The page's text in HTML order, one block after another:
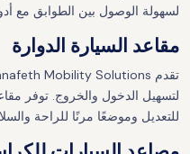
لسهولة الوصول بين الطوابق مع
مقاعد السيارة الدوارة
لتسهيل الدخول والخروج. توفر مقاعد
للتعديل وموضعًا مرنًا للراحة